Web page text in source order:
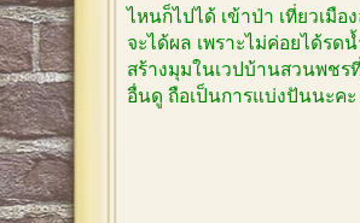
ไหนก็ไปได้ เข้าป่า เที่ยวเมื
จะได้ผล เพราะไม่ค่อยได้รด
สร้างมุมในเวปบ้านสวนพชร
อื่นดู ถือเป็นการแบ่งปันนะค